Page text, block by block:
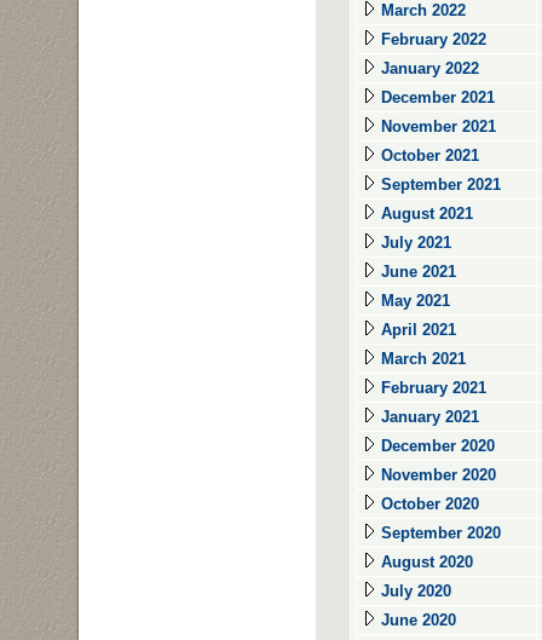
March 2022
February 2022
January 2022
December 2021
November 2021
October 2021
September 2021
August 2021
July 2021
June 2021
May 2021
April 2021
March 2021
February 2021
January 2021
December 2020
November 2020
October 2020
September 2020
August 2020
July 2020
June 2020